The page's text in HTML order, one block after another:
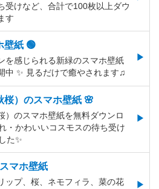
受けなど、合計で100枚以上ダウ
す
壁紙 🟢
を感じられる新緑のスマホ壁紙
中 ✨ 見るだけで癒やされます♫
桜）のスマホ壁紙 🌸
）のスマホ壁紙を無料ダウンロ
・かわいいコスモスの待ち受け
た✨️
マホ壁紙
ップ、桜、ネモフィラ、菜の花